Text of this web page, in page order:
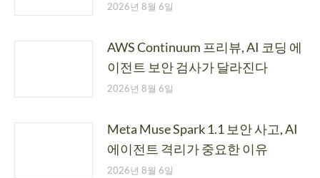
2026년 8월 6일
AWS Continuum 프리뷰, AI 코딩 에
이전트 보안 검사가 달라진다
2026년 8월 6일
Meta Muse Spark 1.1 보안 사고, AI
에이전트 격리가 중요한 이유
2026년 8월 6일